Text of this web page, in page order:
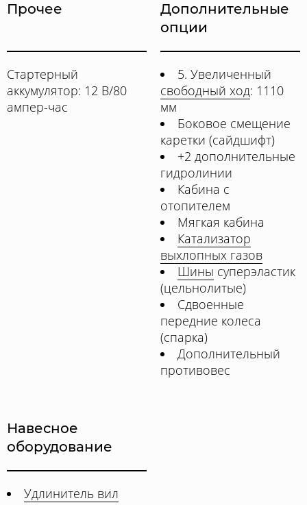
Прочее
Стартерный
аккумулятор: 12 В/80
ампер-час
Дополнительные
опции
5. Увеличенный
свободный ход: 1110
мм
Боковое смещение
каретки (сайдшифт)
+2 дополнительные
гидролинии
Кабина с
отопителем
Мягкая кабина
Катализатор
выхлопных газов
Шины суперэластик
(цельнолитые)
Сдвоенные
передние колеса
(спарка)
Дополнительный
противовес
Навесное
оборудование
Удлинитель вил